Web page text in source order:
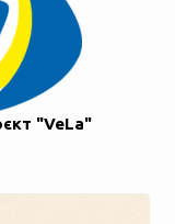
"VeLa"